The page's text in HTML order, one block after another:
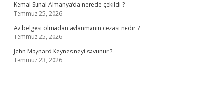
Kemal Sunal Almanya’da nerede çekildi ?
Temmuz 25, 2026
Av belgesi olmadan avlanmanın cezası nedir ?
Temmuz 25, 2026
John Maynard Keynes neyi savunur ?
Temmuz 23, 2026